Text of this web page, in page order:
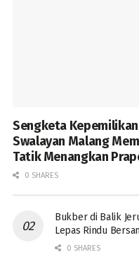
Sengketa
Swalayan Malang
Tatik Menangkan
0 SHARES
Bukber di Balik
Lepas Rindu
0 SHARES